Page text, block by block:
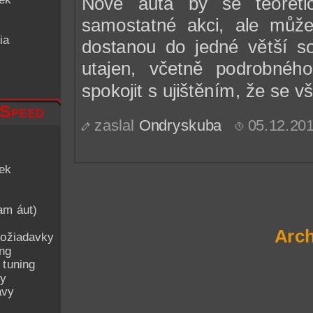
áut)
samostatné akci, ale
dostanou do jedné větší
utajen, včetně
spokojit s ujištěním, že se
zaslal Ondryskuba